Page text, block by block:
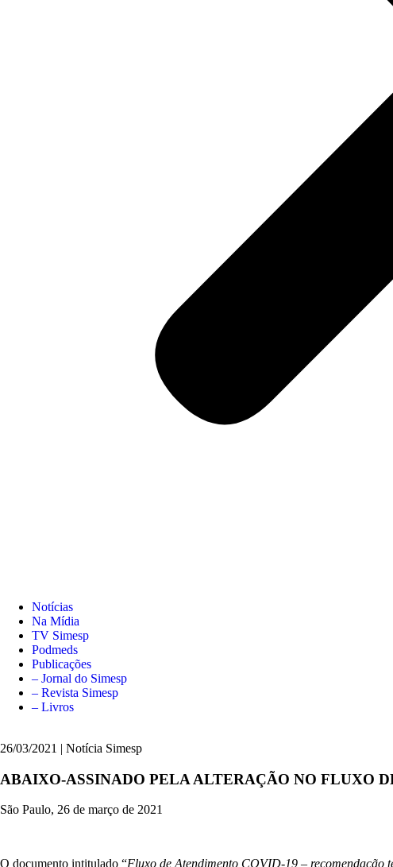
Notícias
Na Mídia
TV Simesp
Podmeds
Publicações
– Jornal do Simesp
– Revista Simesp
– Livros
26/03/2021 | Notícia Simesp
ABAIXO-ASSINADO PELA ALTERAÇÃO NO FLUXO
São Paulo, 26 de março de 2021
O documento intitulado “Fluxo de Atendimento COVID-19 – recomendação